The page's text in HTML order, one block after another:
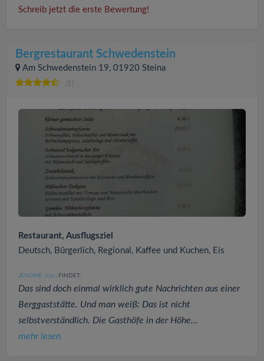
Schreib jetzt die erste Bewertung!
Bergrestaurant Schwedenstein
Am Schwedenstein 19, 01920 Steina
(1)
Restaurant, Ausflugsziel
Deutsch, Bürgerlich, Regional, Kaffee und Kuchen, Eis
JENOME (336 ) FINDET:
Das sind doch einmal wirklich gute Nachrichten aus einer
Berggaststätte. Und man weiß: Das ist nicht
selbstverständlich. Die Gasthöfe in der Höhe...
mehr lesen